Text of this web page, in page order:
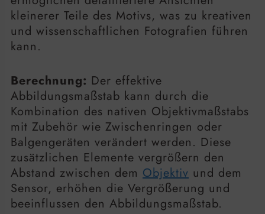
kleinerer Teile des Motivs, was zu kreativen
und wissenschaftlichen Fotografien führen
kann.
Berechnung: Der effektive
Abbildungsmaßstab kann durch die
Kombination des nativen Objektivmaßstabs
mit Zubehör wie Zwischenringen oder
Balgengeräten verändert werden. Diese
zusätzlichen Elemente vergrößern den
Abstand zwischen dem Objektiv und dem
Sensor, erhöhen die Vergrößerung und
beeinflussen den Abbildungsmaßstab.